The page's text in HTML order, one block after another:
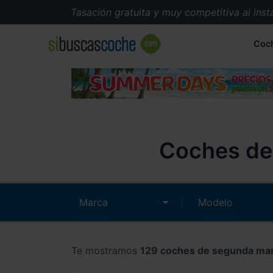
Tasación gratuita y muy competitiva al instante.
Coches
Te mostramos 129 coches de segunda